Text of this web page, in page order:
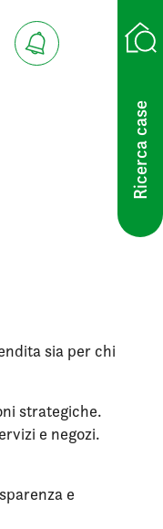
Ricerca case
sia per chi
strategiche.
e negozi.
e